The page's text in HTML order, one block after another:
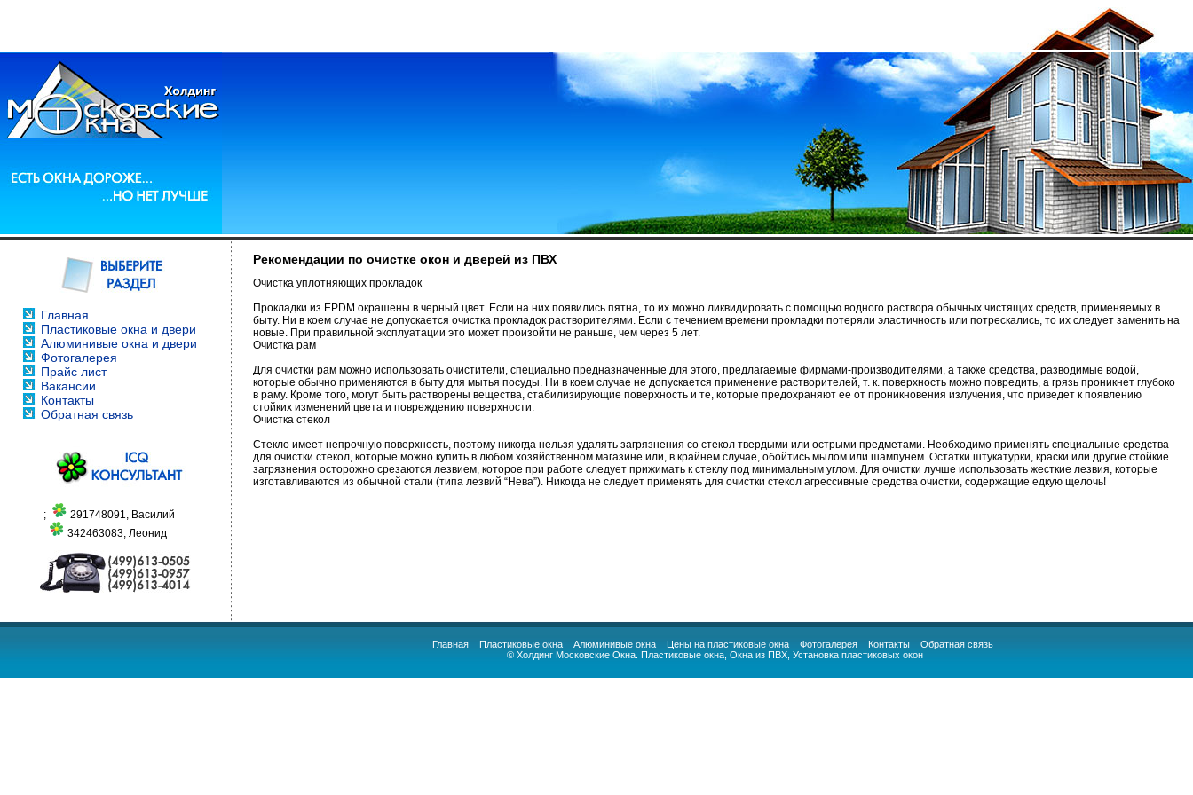
Главная
Пластиковые окна и двери
Алюминивые окна и двери
Фотогалерея
Прайс лист
Вакансии
Контакты
Обратная связь
;
291748091, Василий
342463083, Леонид
Рекомендации по очистке окон и дверей из ПВХ
Очистка уплотняющих прокладок
Прокладки из EPDM окрашены в черный цвет. Если на них появились пятна, то их можно ликвидировать с помощью водного раствора обычных чистящих средств, применяемых в
быту. Ни в коем случае не допускается очистка прокладок растворителями. Если с течением времени прокладки потеряли эластичность или потрескались, то их следует заменить на
новые. При правильной эксплуатации это может произойти не раньше, чем через 5 лет.
Очистка рам
Для очистки рам можно использовать очистители, специально предназначенные для этого, предлагаемые фирмами-производителями, а также средства, разводимые водой,
которые обычно применяются в быту для мытья посуды. Ни в коем случае не допускается применение растворителей, т. к. поверхность можно повредить, а грязь проникнет глубоко
в раму. Кроме того, могут быть растворены вещества, стабилизирующие поверхность и те, которые предохраняют ее от проникновения излучения, что приведет к появлению
стойких изменений цвета и повреждению поверхности.
Очистка стекол
Стекло имеет непрочную поверхность, поэтому никогда нельзя удалять загрязнения со стекол твердыми или острыми предметами. Необходимо применять специальные средства
для очистки стекол, которые можно купить в любом хозяйственном магазине или, в крайнем случае, обойтись мылом или шампунем. Остатки штукатурки, краски или другие стойкие
загрязнения осторожно срезаются лезвием, которое при работе следует прижимать к стеклу под минимальным углом. Для очистки лучше использовать жесткие лезвия, которые
изготавливаются из обычной стали (типа лезвий “Нева”). Никогда не следует применять для очистки стекол агрессивные средства очистки, содержащие едкую щелочь!
Главная Пластиковые окна Алюминивые окна Цены на пластиковые окна Фотогалерея Контакты
Обратная связь
© Холдинг Московские Окна. Пластиковые окна Окна из ПВХ Установка пластиковых окон